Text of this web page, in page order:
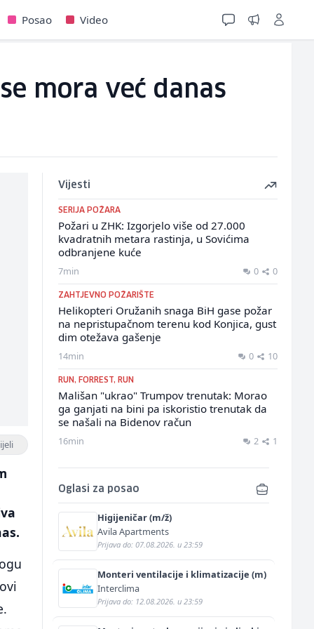
Posao Video
mora već danas
Vijesti
SERIJA POŽARA
Požari u ZHK: Izgorjelo više od 27.000
kvadratnih metara rastinja, u Sovićima
odbranjene kuće
7min 0 0
ZAHTJEVNO POŽARIŠTE
Helikopteri Oružanih snaga BiH gase požar
na nepristupačnom terenu kod Konjica, gust
dim otežava gašenje
14min 0 10
RUN, FORREST, RUN
Mališan "ukrao" Trumpov trenutak: Morao
ga ganjati na bini pa iskoristio trenutak da
se našali na Bidenov račun
16min 2 1
Oglasi za posao
Higijeničar (m/ž)
Avila Apartments
Prijava do: 07.08.2026. u 23:59
Monteri ventilacije i klimatizacije (m)
Interclima
Prijava do: 12.08.2026. u 23:59